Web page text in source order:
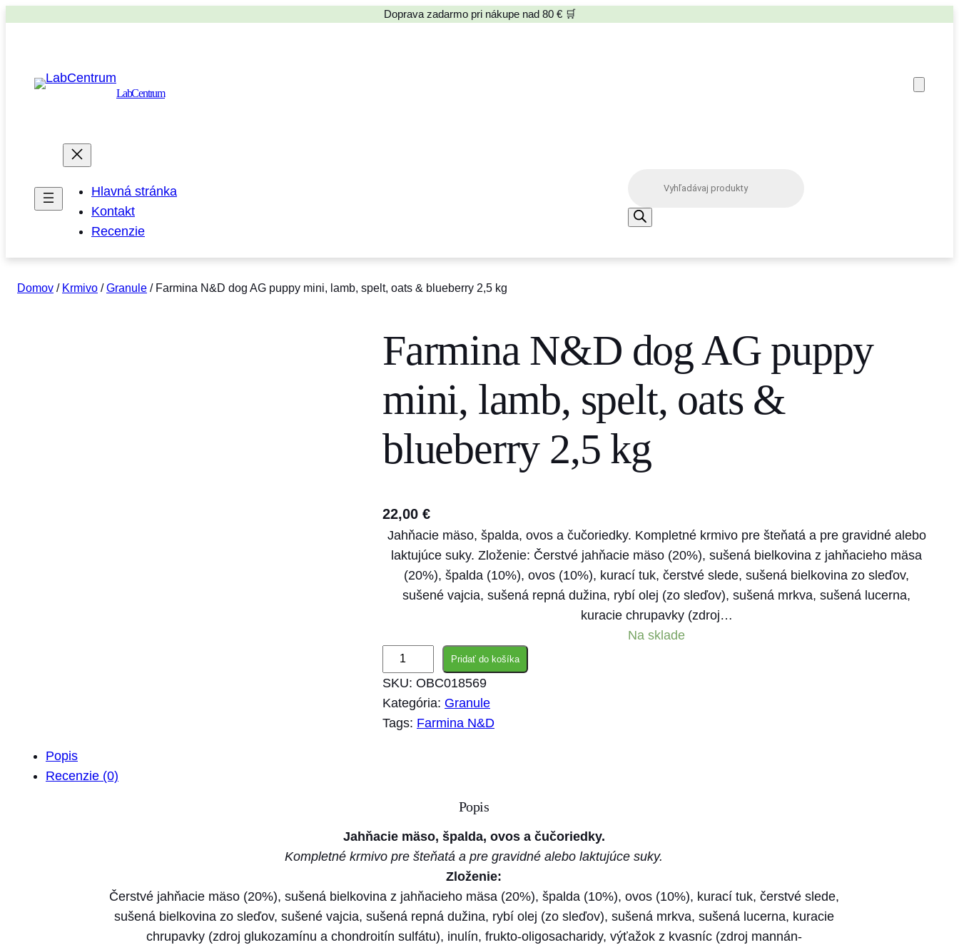
Doprava zadarmo pri nákupe nad 80 € 🛒
LabCentrum
Hlavná stránka
Kontakt
Recenzie
o
u
e
r
c
Domov / Krmivo /Granule / Farmina N&D dog AG puppy mini, lamb, spelt, oats & blueberry 2,5 kg
Farmina N&D dog AG puppy
mini, lamb, spelt, oats &
blueberry 2,5 kg
22,00 €
Jahňacie mäso, špalda, ovos a čučoriedky. Kompletné krmivo pre šteňatá a pre gravidné alebo
laktujúce suky. Zloženie: Čerstvé jahňacie mäso (20%), sušená bielkovina z jahňacieho mäsa
(20%), špalda (10%), ovos (10%), kurací tuk, čerstvé slede, sušená bielkovina zo sleďov,
sušené vajcia, sušená repná dužina, rybí olej (zo sleďov), sušená mrkva, sušená lucerna,
kuracie chrupavky (zdroj…
Na sklade
n
a
r
i
n
a
Pridať do košíka
SKU: OBC018569
Kategória: Granule
Tags: Farmina N&D
Popis
Recenzie (0)
Popis
Jahňacie mäso, špalda, ovos a čučoriedky.
Kompletné krmivo pre šteňatá a pre gravidné alebo laktujúce suky.
Zloženie:
Čerstvé jahňacie mäso (20%), sušená bielkovina z jahňacieho mäsa (20%), špalda (10%), ovos (10%), kurací tuk, čerstvé slede,
sušená bielkovina zo sleďov, sušené vajcia, sušená repná dužina, rybí olej (zo sleďov), sušená mrkva, sušená lucerna, kuracie
chrupavky (zdroj glukozamínu a chondroitín sulfátu), inulín, frukto-oligosacharidy, výťažok z kvasníc (zdroj mannán-